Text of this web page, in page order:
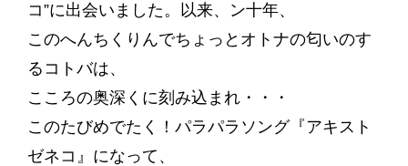
コ”に出会いました。以来、ン十年、
このへんちくりんでちょっとオトナの匂いのす
るコトバは、
こころの奥深くに刻み込まれ・・・
このたびめでたく！パラパラソング『アキスト
ゼネコ』になって、